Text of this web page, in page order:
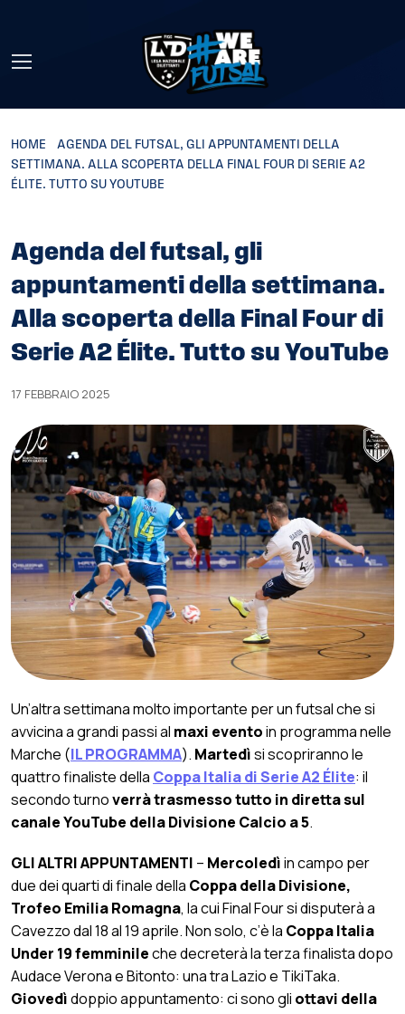
HOME
AGENDA DEL FUTSAL, GLI APPUNTAMENTI DELLA
SETTIMANA. ALLA SCOPERTA DELLA FINAL FOUR DI SERIE A2
ÉLITE. TUTTO SU YOUTUBE
Agenda del futsal, gli
appuntamenti della settimana.
Alla scoperta della Final Four di
Serie A2 Élite. Tutto su YouTube
17 FEBBRAIO 2025
Un’altra settimana molto importante per un futsal che si
avvicina a grandi passi al maxi eventoin programma nelle
Marche (IL PROGRAMMA). Martedìsi scopriranno le
quattro finaliste della Coppa Italia di Serie A2 Élite: il
secondo turnoverrà trasmesso tutto in diretta sul
canale YouTube della Divisione Calcio a 5.
GLI ALTRI APPUNTAMENTI – Mercoledìin campo per
due dei quarti di finale della Coppa della Divisione,
Trofeo Emilia Romagna, la cui Final Four si disputerà a
Cavezzo dal 18 al 19 aprile. Non solo, c’è la Coppa Italia
Under 19 femminileche decreterà la terza finalista dopo
Audace Verona e Bitonto: una tra Lazio e TikiTaka.
Giovedìdoppio appuntamento: ci sono gli ottavi della